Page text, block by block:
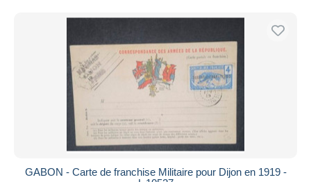
GABON - Carte de franchise Militaire pour Dijon en 1919 -